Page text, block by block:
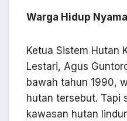
Warga Hidup
Ketua Sistem Hutan
Lestari, Agus
bawah tahun 1990,
hutan tersebut. Tapi
kawasan hutan